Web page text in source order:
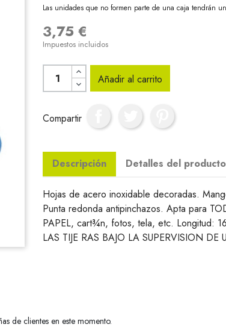
Las unidades que no formen parte de una caja tendrán
3,75 €
Impuestos incluidos
Añadir al carrito
Compartir
Descripción Detalles del producto
Hojas de acero inoxidable decoradas.
Punta redonda antipinchazos. Apta para
PAPEL, cart¾n, fotos, tela, etc. Longitud:
LAS TIJE RAS BAJO LA SUPERVISION DE
de clientes en este momento.